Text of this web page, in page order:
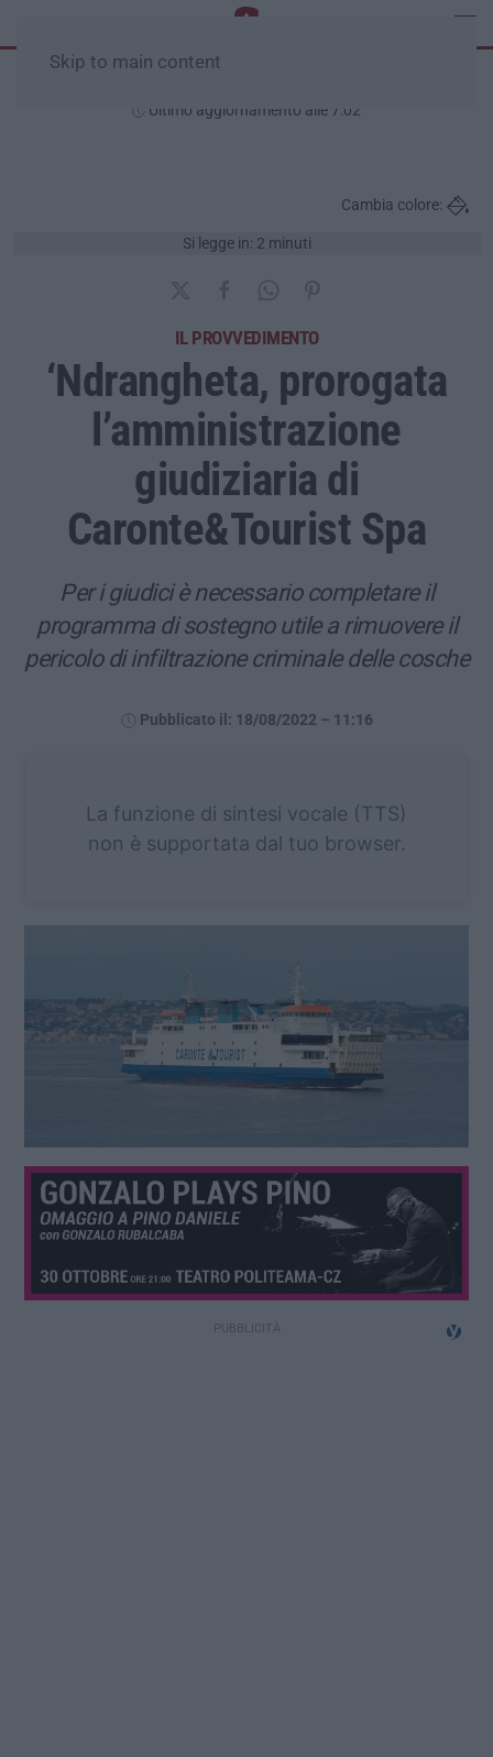
Skip to main content
Ultimo aggiornamento alle 7:02
Si legge in: 2 minuti
Cambia colore:
IL PROVVEDIMENTO
‘Ndrangheta, prorogata
l’amministrazione
giudiziaria di
Caronte&Tourist Spa
Per i giudici è necessario completare il
programma di sostegno utile a rimuovere il
pericolo di infiltrazione criminale delle cosche
Pubblicato il: 18/08/2022 – 11:16
La funzione di sintesi vocale (TTS)
non è supportata dal tuo browser.